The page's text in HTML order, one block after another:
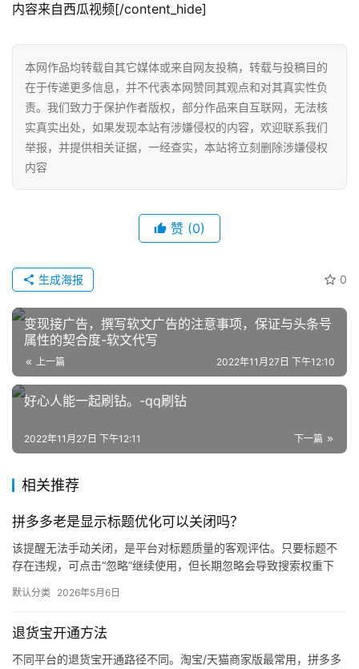
店
运
营
跨
电
媒
体
社
登录
内容来自西瓜视频[/content_hide]
本网作品均转载自其它媒体或来自网友投稿，转载与投稿目的
在于传递更多信息，并不代表本网赞同其观点和对其真实性负
责。我们致力于保护作者版权，部分作品来自互联网，无法核
实真实出处，如果发现本站有涉嫌侵权的内容，欢迎联系我们
举报，并提供相关证据，一经查实，本站将立刻删除涉嫌侵权
内容
赞 (0)
0
生成海报
变现接广告，撰写软文广告的注意事项，保证与头条号
属性的契合度-软文代写
上一篇 2022年11月27日 下午12:10
好心人能一起刷钻。-qq刷钻
下一篇
2022年11月27日 下午12:11
相关推荐
拼多多老是显示标题优化可以关闭吗？
该提醒无法手动关闭，是平台对标题质量的客观评估。只要标题不
存在违规，可点击“忽略”继续使用，但长期忽略会导致搜索权重下
默认分类 2026年5月6日
退货宝开通方法
不同平台的退货宝开通路径不同。淘宝/天猫商家版最常用，拼多多